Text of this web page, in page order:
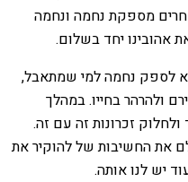
מספקת נחמה ונחמה
אהובינו יחד בשלום.
לספק נחמה למי שמתאבל,
ולהרהר בחייו. במהלך
זכרונות זה עם זה.
את החשיבות של להוקיר את
יש לנו אותה.